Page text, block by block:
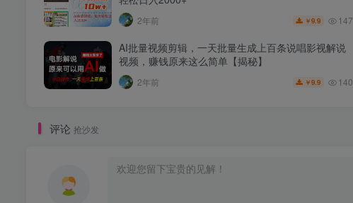
2年前 ￥9.9 147
AI批量视频剪辑，一天批量生成上百条说唱影视解说
视频，赚钱原来这么简单【揭秘】
2年前 ￥9.9 140
评论 抢沙发